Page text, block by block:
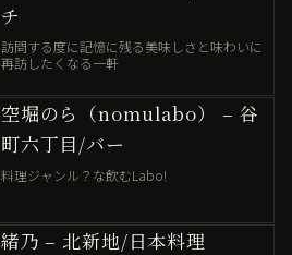
チ
訪問する度に記憶に残る美味しさと味わいに
再訪したくなる一軒
空堀のら（nomulabo） – 谷
町六丁目/バー
料理ジャンル？な飲むLabo!
緒乃 – 北新地/日本料理